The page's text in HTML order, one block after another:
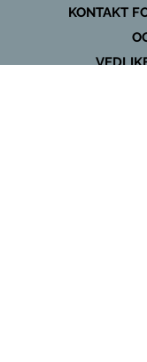
KONTAKT